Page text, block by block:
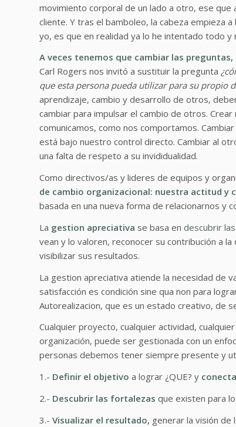
movimiento corporal de un lado a otro, ese
cliente. Y tras el bamboleo, la cabeza empieza
yo, es que en realidad ya lo he intentado todo y
A veces tenemos que cambiar las
Carl Rogers nos invitó a sustituir la pregunta
que esta persona pueda utilizar para su propio
aprendizaje, cambio y desarrollo de otros,
cambiar para impulsar el cambio de otros.
comunicamos, como nos comportamos.
está bajo nuestro control directo. Cambiar al
una falta de respeto a su invididualidad.
Como directivos/as y lideres de equipos y
de cambio organizacional: nuestra actitud y
basada en una nueva forma de relacionarnos y
La gestion apreciativa se basa en descubrir
vean y lo valoren, reconocer su contribución a
visibilizar sus resultados.
La gestion apreciativa atiende la necesidad de
satisfacción es condición sine qua non para
Autorealizacion, que es un estado creativo, de
Cualquier proyecto, cualquier actividad,
organización, puede ser gestionada con un
personas debemos tener siempre presente y
1.- Definir el objetivo a lograr ¿QUE? y
2.- Descubrir las fortalezas que existen para
3.- Visualizar el resultado, generar la visión de